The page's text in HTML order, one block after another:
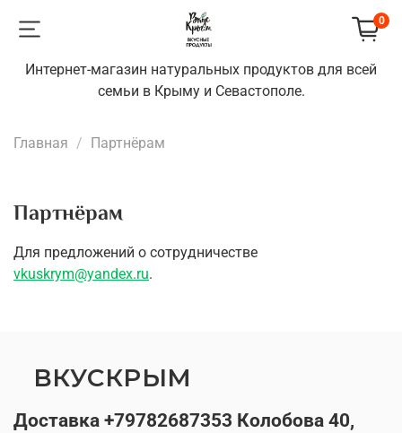
0
Интернет-магазин натуральных продуктов для всей
семьи в Крыму и Севастополе.
Главная Партнёрам
Партнёрам
Для предложений о сотрудничестве
vkuskrym@yandex.ru.
Доставка +79782687353 Колобова 40,
ВКУСКРЫМ